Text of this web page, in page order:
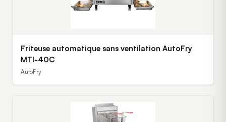
Friteuse automatique sans ventilation AutoFry
MTI-40C
AutoFry